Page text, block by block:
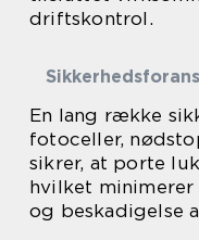
driftskontrol.
En lang række
fotoceller,
sikrer, at porte
hvilket minimerer
og beskadigelse